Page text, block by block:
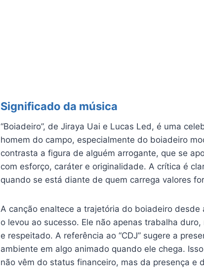
Significado da música
“Boiadeiro”, de Jiraya Uai e Lucas Led, é uma
homem do campo, especialmente do boiadeiro
contrasta a figura de alguém arrogante, que se
com esforço, caráter e originalidade. A crítica é
quando se está diante de quem carrega valores
A canção enaltece a trajetória do boiadeiro
o levou ao sucesso. Ele não apenas trabalha
e respeitado. A referência ao “CDJ” sugere a
ambiente em algo animado quando ele chega.
não vêm do status financeiro, mas da presença e